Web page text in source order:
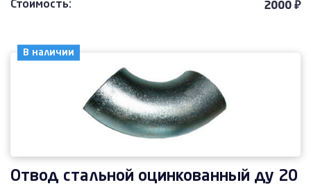
Стоимость: 2000 ₽
В наличии
Отвод стальной оцинкованный ду 20